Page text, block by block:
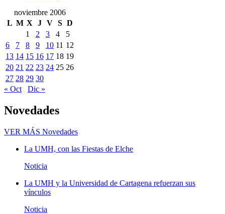
noviembre 2006
L M X J V S D
1
2 3 4
5
6
7 8 9 10 11 12
13 14 15 16 17 18 19
20 21 22 23 24 25 26
27 28 29 30
« Oct
Dic »
Novedades
VER MÁS Novedades
La UMH, con las Fiestas de Elche
Noticia
La UMH y la Universidad de Cartagena refuerzan sus
vínculos
Noticia